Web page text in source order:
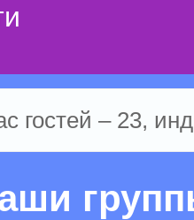
гостей – 23,